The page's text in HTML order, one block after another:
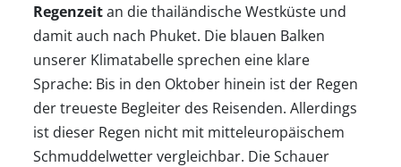
Regenzeitan die thailändische Westküste und
damit auch nach Phuket. Die blauen Balken
unserer Klimatabelle sprechen eine klare
Sprache: Bis in den Oktober hinein ist der Regen
der treueste Begleiter des Reisenden. Allerdings
ist dieser Regen nicht mit mitteleuropäischem
Schmuddelwetter vergleichbar. Die Schauer